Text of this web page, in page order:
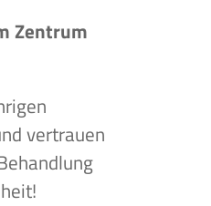
Zentrum
vertrauen